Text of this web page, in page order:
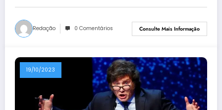
Redação 0 Comentários Consulte Mais Informação
19/10/2023